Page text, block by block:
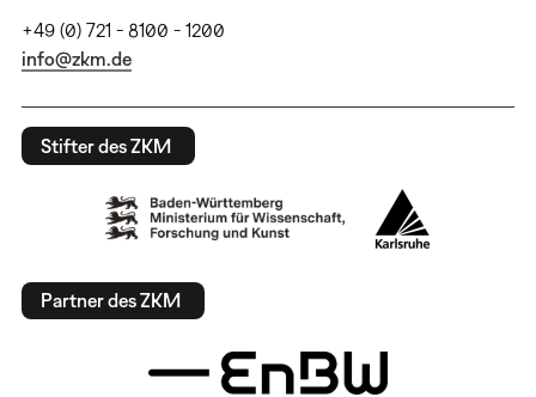
+49 (0) 721 - 8100 - 1200
info@zkm.de
Stifter des ZKM
Partner des ZKM